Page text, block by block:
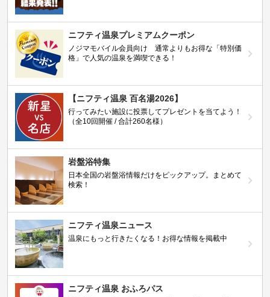
ニフティ温泉プレミアムクーポン
ノジマモバイル会員向け 通常よりもお得な「特別価
格」で人気の温泉を満喫できる！
【ニフティ温泉 百名湯2026】
行ってみたい施設に投票してプレゼントを当てよう！
（全10回開催 / 合計260名様）
岩盤浴特集
日本全国の岩盤浴情報だけをピックアップ。まとめて
検索！
ニフティ温泉ニュース
温泉にもっと行きたくなる！お得な情報を掲載中
ニフティ温泉 おふろパス